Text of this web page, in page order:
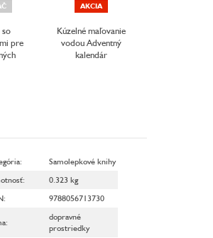
so
pre
AKCIA
Kúzelné maľovanie
vodou Adventný
kalendár
:
Samolepkové knihy
:
0.323 kg
: 9788056713730
:
dopravné
prostriedky